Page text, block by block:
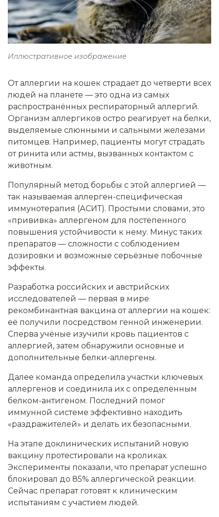
Иллюстративное изображение
От аллергии на кошек страдает до четверти всех
людей на планете — это одна из самых
распространённых респираторный аллергий.
Организм аллергиков остро реагирует на белки,
выделяемые слюнными и сальными железами
питомцев. Например, пациенты могут страдать
от ринита или астмы, вызванных контактом с
животным.
Популярный метод борьбы с этой аллергией —
так называемая аллерген-специфическая
иммунотерапия (АСИТ). Простыми словами, это
«прививка» аллергеном для постепенного
повышения устойчивости к нему. Минус таких
препаратов — сложности с соблюдением
дозировки и возможные серьёзные побочные
эффекты.
Разработка российских и австрийских
исследователей — первая в мире
рекомбинантная вакцина от аллергии на кошек:
её получили посредством генной инженерии.
Сперва учёные изучили кровь пациентов с
аллергией, затем обнаружили основные и
дополнительные белки-аллергены.
Далее команда определила участки ключевых
аллергенов и соединила их с определённым
белком-антигеном. Последний помог
иммунной системе эффективно находить
«раздражителей» и делать их безопасными.
На этапе доклинических испытаний новую
вакцину протестировали на кроликах.
Эксперименты показали, что препарат успешно
блокировал до 85% аллергической реакции.
Сейчас препарат готовят к клиническим
испытаниям с участием людей.